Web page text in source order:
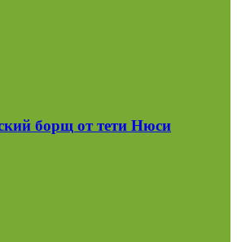
борщ от тети Нюси